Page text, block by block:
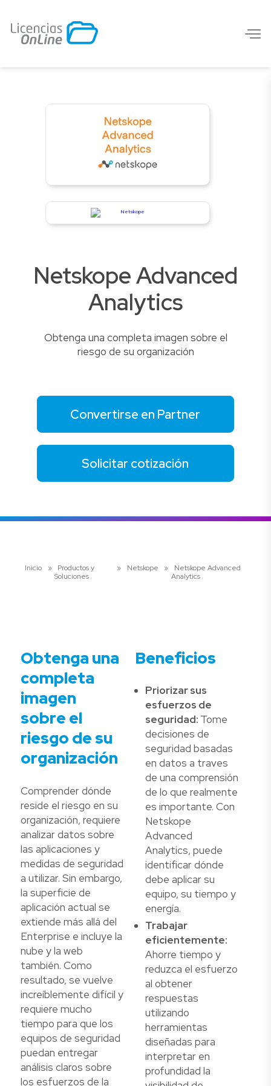
Netskope Advanced
Analytics
Obtenga una completa imagen sobre el
riesgo de su organización
Convertirse en Partner
Solicitar cotización
Inicio »
Productos y
Soluciones
» Netskope »
Netskope Advanced
Analytics
Obtenga una
completa
imagen
sobre el
riesgo de su
organización
Comprender dónde
reside el riesgo en su
organización, requiere
analizar datos sobre
las aplicaciones y
medidas de seguridad
a utilizar. Sin embargo,
la superficie de
aplicación actual se
extiende más allá del
Enterprise e incluye la
nube y la web
también. Como
resultado, se vuelve
increíblemente difícil y
requiere mucho
tiempo para que los
equipos de seguridad
puedan entregar
análisis claros sobre
los esfuerzos de la
Beneficios
Priorizar sus
esfuerzos de
seguridad: Tome
decisiones de
seguridad basadas
en datos a traves
de una comprensión
de lo que realmente
es importante. Con
Netskope
Advanced
Analytics, puede
identificar dónde
debe aplicar su
equipo, su tiempo y
energía.
Trabajar
eficientemente:
Ahorre tiempo y
reduzca el esfuerzo
al obtener
respuestas
utilizando
herramientas
diseñadas para
interpretar en
profundidad la